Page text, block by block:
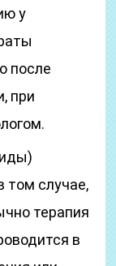
у
после
при
том случае,
терапия
в